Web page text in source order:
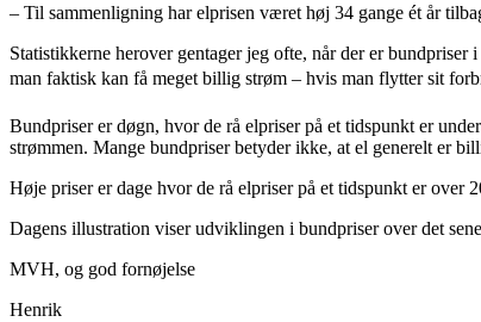
– Til sammenligning har elprisen været høj 34 gange ét år
Statistikkerne herover gentager jeg ofte, når der er
man faktisk kan få meget billig strøm – hvis man flytter sit
Bundpriser er døgn, hvor de rå elpriser på et tidspunkt er
strømmen. Mange bundpriser betyder ikke, at el generelt er
Høje priser er dage hvor de rå elpriser på et tidspunkt er
Dagens illustration viser udviklingen i bundpriser over det
MVH, og god fornøjelse
Henrik